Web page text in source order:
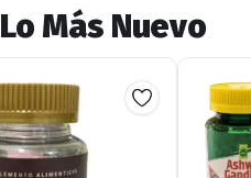
Lo Más Nuevo